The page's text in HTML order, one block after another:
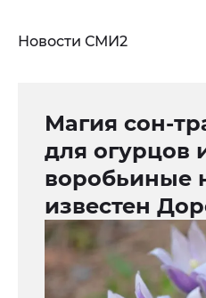
Новости СМИ2
Магия сон-
для огурцов
воробьиные
известен